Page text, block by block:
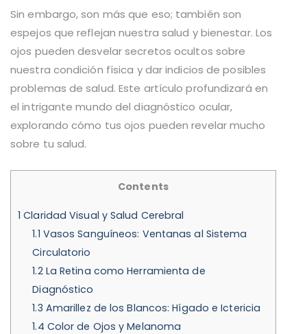
Sin embargo, son más que eso; también son
espejos que reflejan nuestra salud y bienestar. Los
ojos pueden desvelar secretos ocultos sobre
nuestra condición física y dar indicios de posibles
problemas de salud. Este artículo profundizará en
el intrigante mundo del diagnóstico ocular,
explorando cómo tus ojos pueden revelar mucho
sobre tu salud.
Contents
1 Claridad Visual y Salud Cerebral
1.1 Vasos Sanguíneos: Ventanas al Sistema
Circulatorio
1.2La Retina como Herramienta de
Diagnóstico
1.3 Amarillez de los Blancos: Hígado e Ictericia
1.4 Color de Ojos y Melanoma